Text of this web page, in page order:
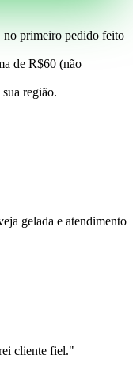
no primeiro pedido feito
de R$60 (não
região.
gelada e atendimento
cliente fiel."